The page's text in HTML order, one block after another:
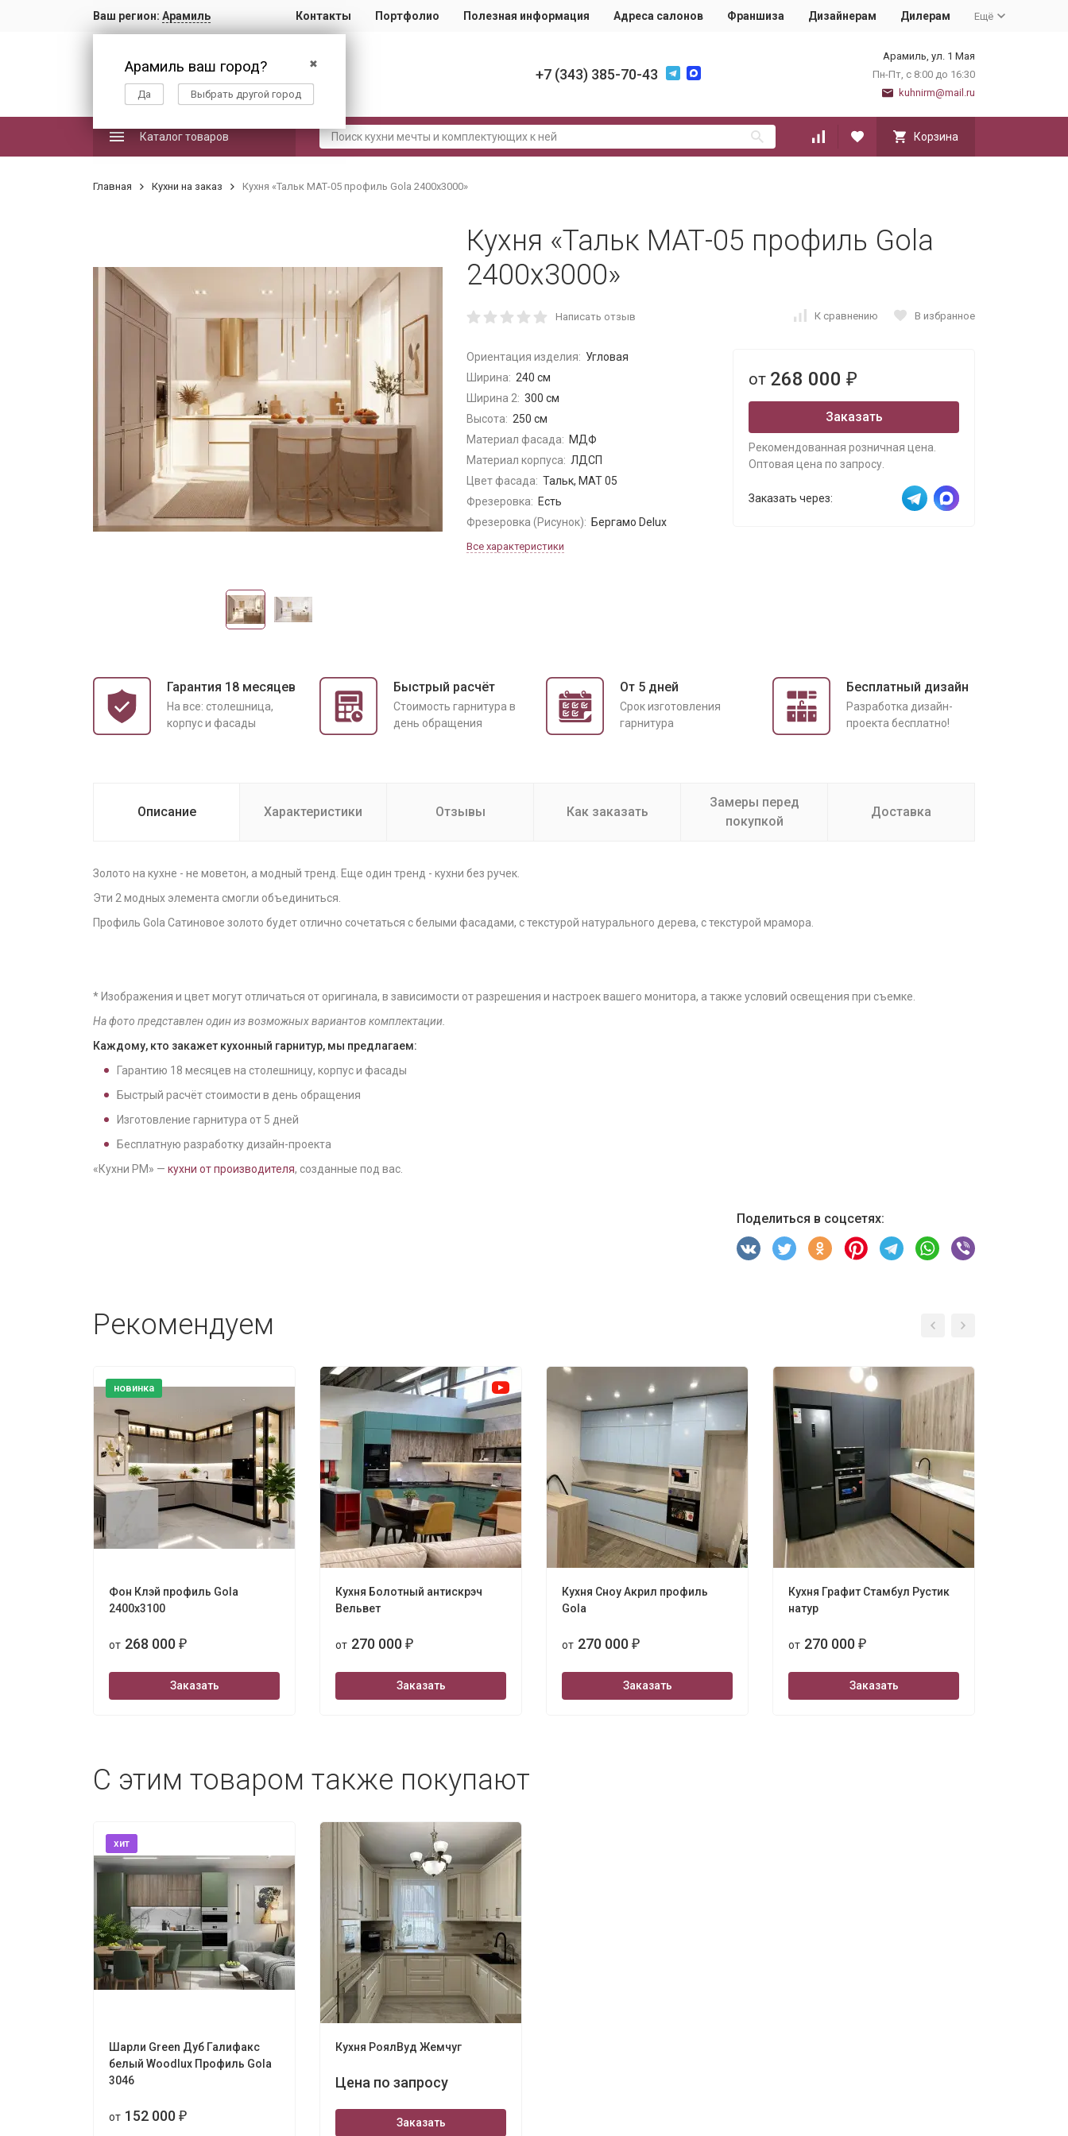
Ваш регион: Арамиль
✖
Арамиль ваш город?
Да Выбрать другой город
Контакты Портфолио Полезная информация Адреса салонов Франшиза Дизайнерам Дилерам Ещё
+7 (343) 385-70-43
Арамиль, ул. 1 Мая
Пн-Пт, с 8:00 до 16:30
kuhnirm@mail.ru
Каталог товаров Корзина
Главная Кухни на заказ Кухня «Тальк МАТ-05 профиль Gola 2400х3000»
Кухня «Тальк МАТ-05 профиль Gola
2400х3000»
Написать отзыв К сравнению В избранное
Ориентация изделия: Угловая
Ширина: 240 см
Ширина 2: 300 см
Высота: 250 см
Материал фасада: МДФ
Материал корпуса: ЛДСП
Цвет фасада: Тальк, МАТ 05
Фрезеровка: Есть
Фрезеровка (Рисунок): Бергамо Delux
Все характеристики
от 268 000 ₽
Заказать
Рекомендованная розничная цена.
Оптовая цена по запросу.
Заказать через:
Гарантия 18 месяцев
На все: столешница,
корпус и фасады
Быстрый расчёт
Cтоимость гарнитура в
день обращения
От 5 дней
Срок изготовления
гарнитура
Бесплатный дизайн
Разработка дизайн-
проекта бесплатно!
Описание Характеристики Отзывы Как заказать
Замеры перед
покупкой
Доставка
Золото на кухне - не моветон, а модный тренд. Еще один тренд - кухни без ручек.
Эти 2 модных элемента смогли объединиться.
Профиль Gola Сатиновое золото будет отлично сочетаться с белыми фасадами, с текстурой натурального дерева, с текстурой мрамора.
* Изображения и цвет могут отличаться от оригинала, в зависимости от разрешения и настроек вашего монитора, а также условий освещения при съемке.
На фото представлен один из возможных вариантов комплектации.
Каждому, кто закажет кухонный гарнитур, мы предлагаем:
Гарантию 18 месяцев на столешницу, корпус и фасады
Быстрый расчёт стоимости в день обращения
Изготовление гарнитура от 5 дней
Бесплатную разработку дизайн-проекта
«Кухни РМ» — кухни от производителя, созданные под вас.
Поделиться в соцсетях:
Рекомендуем
новинка
Фон Клэй профиль Gola
2400х3100
от 268 000 ₽
Заказать
Кухня Болотный антискрэч
Вельвет
от 270 000 ₽
Заказать
Кухня Сноу Акрил профиль
Gola
от 270 000 ₽
Заказать
Кухня Графит Стамбул Рустик
натур
от 270 000 ₽
Заказать
С этим товаром также покупают
хит
Шарли Green Дуб Галифакс
белый Woodlux Профиль Gola
3046
от 152 000 ₽
Кухня РоялВуд Жемчуг
Цена по запросу
Заказать